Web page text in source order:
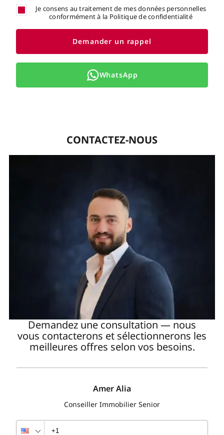
Je consens au traitement de mes données personnelles
conformément à la Politique de confidentialité
Demander un rappel
WhatsApp
CONTACTEZ-NOUS
Demandez une consultation — nous
vous contacterons et sélectionnerons les
meilleures offres selon vos besoins.
Amer Alia
Conseiller Immobilier Senior